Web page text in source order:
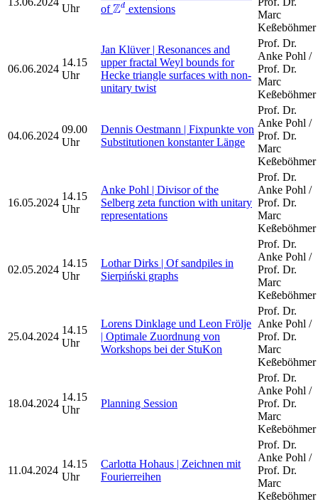
Uhr
ofZd extensions
Marc
Keßeböhmer
06.06.2024
14.15
Uhr
Jan Klüver | Resonances and
upper fractal Weyl bounds for
Hecke triangle surfaces with non-
unitary twist
Prof. Dr.
Anke Pohl /
Prof. Dr.
Marc
Keßeböhmer
04.06.2024
09.00
Uhr
Dennis Oestmann | Fixpunkte von
Substitutionen konstanter Länge
Prof. Dr.
Anke Pohl /
Prof. Dr.
Marc
Keßeböhmer
16.05.2024
14.15
Uhr
Anke Pohl | Divisor of the
Selberg zeta function with unitary
representations
Prof. Dr.
Anke Pohl /
Prof. Dr.
Marc
Keßeböhmer
02.05.2024
14.15
Uhr
Lothar Dirks | Of sandpiles in
Sierpiński graphs
Prof. Dr.
Anke Pohl /
Prof. Dr.
Marc
Keßeböhmer
25.04.2024
14.15
Uhr
Lorens Dinklage und Leon Frölje
| Optimale Zuordnung von
Workshops bei der StuKon
Prof. Dr.
Anke Pohl /
Prof. Dr.
Marc
Keßeböhmer
18.04.2024
14.15
Uhr
Planning Session
Prof. Dr.
Anke Pohl /
Prof. Dr.
Marc
Keßeböhmer
11.04.2024
14.15
Uhr
Carlotta Hohaus | Zeichnen mit
Fourierreihen
Prof. Dr.
Anke Pohl /
Prof. Dr.
Marc
Keßeböhmer